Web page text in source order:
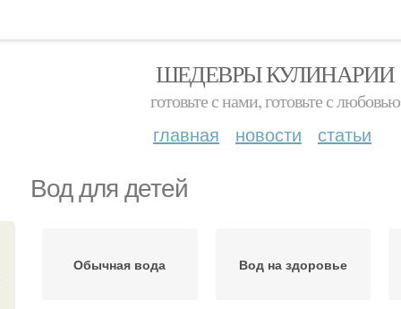
ШЕДЕВРЫ КУЛИНАРИИ
готовьте с нами, готовьте с любовью
главная новости статьи
Вод для детей
Обычная вода Вод на здоровье